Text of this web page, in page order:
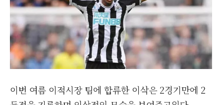
이번 여름 이적시장 팀에 합류한 이삭은 2경기만에 2